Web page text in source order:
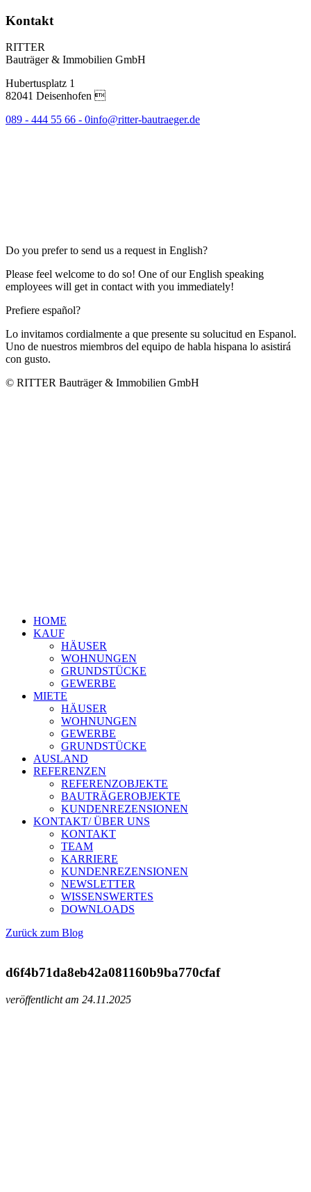
Kontakt
RITTER
Bauträger & Immobilien GmbH
Hubertusplatz 1
82041 Deisenhofen 
089 - 444 55 66 - 0info@ritter-bautraeger.de
Do you prefer to send us a request in English?
Please feel welcome to do so! One of our English speaking
employees will get in contact with you immediately!
Prefiere español?
Lo invitamos cordialmente a que presente su solucitud en Espanol.
Uno de nuestros miembros del equipo de habla hispana lo asistirá
con gusto.
© RITTER Bauträger & Immobilien GmbH
HOME
KAUF
HÄUSER
WOHNUNGEN
GRUNDSTÜCKE
GEWERBE
MIETE
HÄUSER
WOHNUNGEN
GEWERBE
GRUNDSTÜCKE
AUSLAND
REFERENZEN
REFERENZOBJEKTE
BAUTRÄGEROBJEKTE
KUNDENREZENSIONEN
KONTAKT/ ÜBER UNS
KONTAKT
TEAM
KARRIERE
KUNDENREZENSIONEN
NEWSLETTER
WISSENSWERTES
DOWNLOADS
Zurück zum Blog
d6f4b71da8eb42a081160b9ba770cfaf
veröffentlicht am 24.11.2025